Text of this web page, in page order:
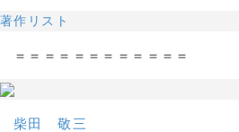
著作リスト
＝＝＝＝＝＝＝＝＝＝＝＝
柴田 敬三